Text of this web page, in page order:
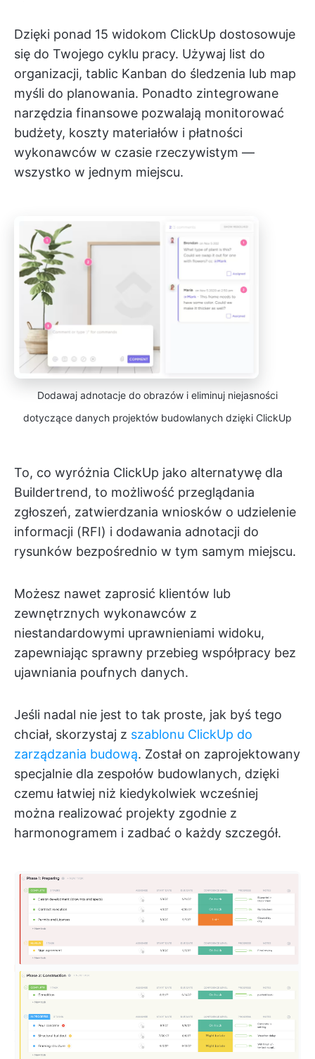
Dzięki ponad 15 widokom ClickUp dostosowuje
się do Twojego cyklu pracy. Używaj list do
organizacji, tablic Kanban do śledzenia lub map
myśli do planowania. Ponadto zintegrowane
narzędzia finansowe pozwalają monitorować
budżety, koszty materiałów i płatności
wykonawców w czasie rzeczywistym —
wszystko w jednym miejscu.
Dodawaj adnotacje do obrazów i eliminuj niejasności
dotyczące danych projektów budowlanych dzięki ClickUp
To, co wyróżnia ClickUp jako alternatywę dla
Buildertrend, to możliwość przeglądania
zgłoszeń, zatwierdzania wniosków o udzielenie
informacji (RFI) i dodawania adnotacji do
rysunków bezpośrednio w tym samym miejscu.
Możesz nawet zaprosić klientów lub
zewnętrznych wykonawców z
niestandardowymi uprawnieniami widoku,
zapewniając sprawny przebieg współpracy bez
ujawniania poufnych danych.
Jeśli nadal nie jest to tak proste, jak byś tego
chciał, skorzystaj z szablonu ClickUp do
zarządzania budową. Został on zaprojektowany
specjalnie dla zespołów budowlanych, dzięki
czemu łatwiej niż kiedykolwiek wcześniej
można realizować projekty zgodnie z
harmonogramem i zadbać o każdy szczegół.